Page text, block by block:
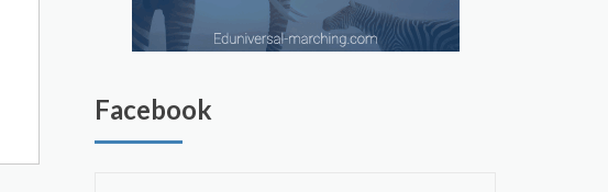
Facebook